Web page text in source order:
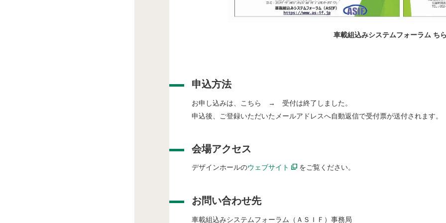
車載組込みシステムフォーラム ち
申込方法
お申し込みは、こちら → 受付は終了しました。
申込後、ご登録いただいたメールアドレスへ自動返信で受付票が送付されます。
会場アクセス
デザインホールのウェブサイト をご覧ください。
お問い合わせ先
車載組込みシステムフォーラム（ＡＳＩＦ）事務局